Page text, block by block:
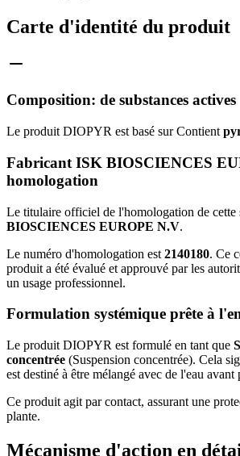
Carte d'identité du produit
Composition: de substances actives
Le produit DIOPYR est basé sur Contient
Fabricant ISK BIOSCIENCES
homologation
Le titulaire officiel de l'homologation de cette
BIOSCIENCES EUROPE N.V.
Le numéro d'homologation est 2140180. Ce
produit a été évalué et approuvé par les
un usage professionnel.
Formulation systémique prête à
Le produit DIOPYR est formulé en tant que
concentrée (Suspension concentrée). Cela
est destiné à être mélangé avec de l'eau
Ce produit agit par contact, assurant une
plante.
Mécanisme d'action en